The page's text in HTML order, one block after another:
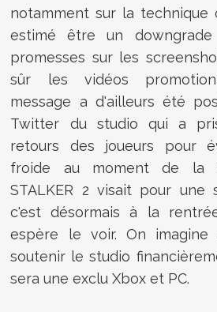
notamment sur la technique
estimé être un
promesses sur les
sûr les vidéos
message a d'ailleurs été
Twitter du studio qui a
retours des joueurs pour
froide au moment de la
STALKER 2 visait pour une
c'est désormais à la
espère le voir. On
soutenir le studio
sera une exclu Xbox et PC.